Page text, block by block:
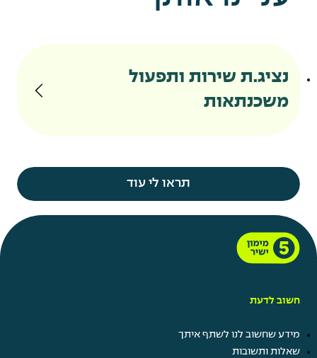
נציג.ת שירות ותפעול
משכנתאות
תראו לי עוד
חשוב לדעת
מידע שחשוב לנו לשתף איתך
שאלות ותשובות